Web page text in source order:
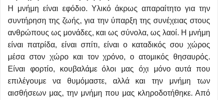
Η μνήμη είναι εφόδιο. Υλικό άκρως απαραίτητο για την
συντήρηση της ζωής, για την ύπαρξη της συνέχειας στους
ανθρώπους ως μονάδες, και ως σύνολα, ως λαοί. Η μνήμη
είναι πατρίδα, είναι σπίτι, είναι ο καταδικός σου χώρος
μέσα στον χώρο και τον χρόνο, ο ατομικός θησαυρός.
Είναι φορτίο, κουβαλάμε όλοι μας όχι μόνο αυτά που
επιλέγουμε να θυμόμαστε, αλλά και την μνήμη των
αισθήσεων μας, την μνήμη που μας κληροδοτήθηκε. Από